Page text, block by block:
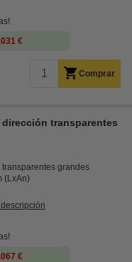
€
Comprar
dirección transparentes
grandes
(LxAn)
€